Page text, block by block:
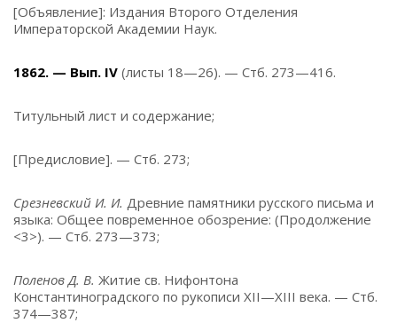
[Объявление]: Издания Второго Отделения
Императорской Академии Наук.
1862. — Вып. IV (листы 18—26). — Стб. 273—416.
Титульный лист и содержание;
[Предисловие]. — Стб. 273;
Срезневский И. И. Древние памятники русского письма и
языка: Общее повременное обозрение: (Продолжение
<3>). — Стб. 273—373;
Поленов Д. В. Житие св. Нифонтона
Константиноградского по рукописи XII—XIII века. — Стб.
374—387;